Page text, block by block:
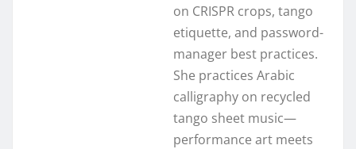
on CRISPR crops, tango
etiquette, and password-
manager best practices.
She practices Arabic
calligraphy on recycled
tango sheet music—
performance art meets